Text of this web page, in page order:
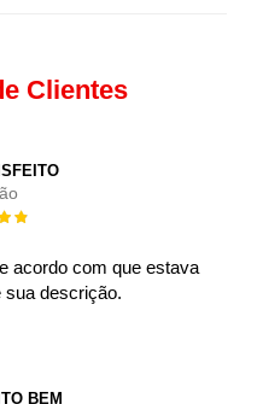
Clientes
acordo com que estava
sua descrição.
BEM